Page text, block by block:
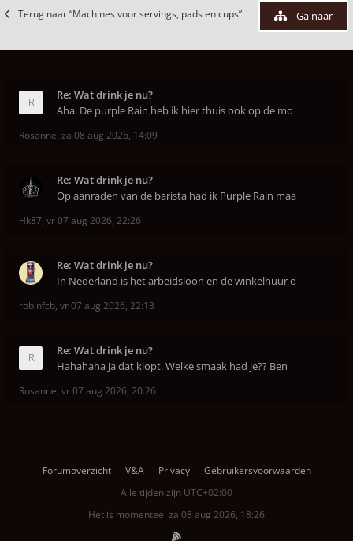
Terug naar “Machines voor servings, pads en cups” Ga naar
Re: Wat drink je nu?
Aha. De purple Rain heb ik hier thuis ook op de mo
Rosanne, za 08 aug 2026, 14:09
Re: Wat drink je nu?
Op aanraden van de barista had ik Purple Rain maa
Hk87, vr 07 aug 2026, 22:26
Re: Wat drink je nu?
In Nederland is het arbeidsloon en de winkelhuur o
robinfcb, vr 07 aug 2026, 22:13
Re: Wat drink je nu?
Hahahaha ja dat klopt. Welke smaak had je?? Ben
Rosanne, vr 07 aug 2026, 20:26
Forumoverzicht V&A Privacy
Gebruikersvoorwaarden
Alle tijden zijn UTC+02:00
Het is momenteel za 08 aug 2026, 18:26